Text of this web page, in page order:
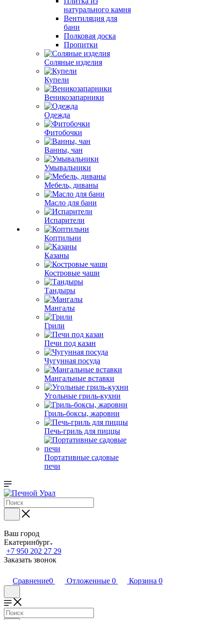
натурального камня
Вентиляция для
бани
Полковая доска
Пропитки
Соляные изделия
Купели
Веникозапарники
Одежда
Фитобочки
Ванны, чан
Умывальники
Мебель, диваны
Масло для бани
Испарители
Коптильни
Казаны
Костровые чаши
Тандыры
Мангалы
Грили
Печи под казан
Чугунная посуда
Мангальные вставки
Угольные гриль-кухни
Гриль-боксы, жаровни
Печь-гриль для пиццы
Портативные садовые
печи
Ваш город
Екатеринбург
+7 950 202 27 29
Заказать звонок
Сравнение0 Отложенные 0 Корзина 0